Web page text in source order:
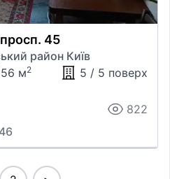
45
район Київ
56 м2 5 / 5 поверх
822